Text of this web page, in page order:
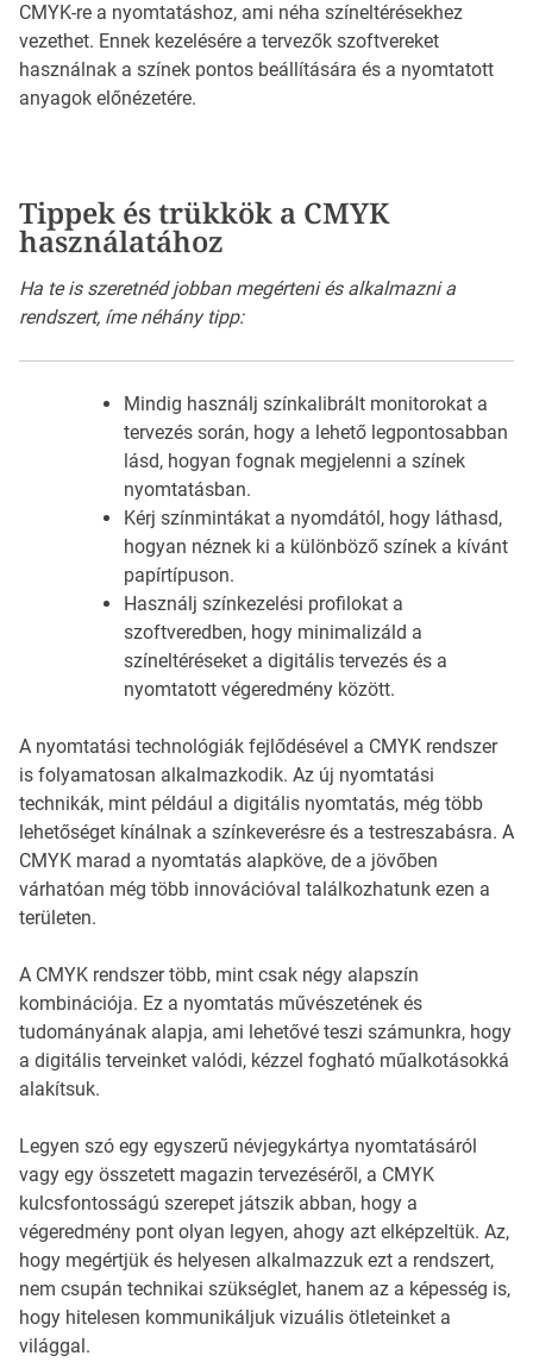
CMYK-re a nyomtatáshoz, ami néha színeltérésekhez
vezethet. Ennek kezelésére a tervezők szoftvereket
használnak a színek pontos beállítására és a nyomtatott
anyagok előnézetére.
Tippek és trükkök a CMYK
használatához
Ha te is szeretnéd jobban megérteni és alkalmazni a
rendszert, íme néhány tipp:
Mindig használj színkalibrált monitorokat a
tervezés során, hogy a lehető legpontosabban
lásd, hogyan fognak megjelenni a színek
nyomtatásban.
Kérj színmintákat a nyomdától, hogy láthasd,
hogyan néznek ki a különböző színek a kívánt
papírtípuson.
Használj színkezelési profilokat a
szoftveredben, hogy minimalizáld a
színeltéréseket a digitális tervezés és a
nyomtatott végeredmény között.
A nyomtatási technológiák fejlődésével a CMYK rendszer
is folyamatosan alkalmazkodik. Az új nyomtatási
technikák, mint például a digitális nyomtatás, még több
lehetőséget kínálnak a színkeverésre és a testreszabásra. A
CMYK marad a nyomtatás alapköve, de a jövőben
várhatóan még több innovációval találkozhatunk ezen a
területen.
A CMYK rendszer több, mint csak négy alapszín
kombinációja. Ez a nyomtatás művészetének és
tudományának alapja, ami lehetővé teszi számunkra, hogy
a digitális terveinket valódi, kézzel fogható műalkotásokká
alakítsuk.
Legyen szó egy egyszerű névjegykártya nyomtatásáról
vagy egy összetett magazin tervezéséről, a CMYK
kulcsfontosságú szerepet játszik abban, hogy a
végeredmény pont olyan legyen, ahogy azt elképzeltük. Az,
hogy megértjük és helyesen alkalmazzuk ezt a rendszert,
nem csupán technikai szükséglet, hanem az a képesség is,
hogy hitelesen kommunikáljuk vizuális ötleteinket a
világgal.